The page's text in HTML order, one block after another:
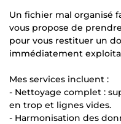
Un fichier mal organisé
vous propose de
pour vous restituer un
immédiatement
Mes services incluent :
- Nettoyage complet :
en trop et lignes vides.
- Harmonisation des